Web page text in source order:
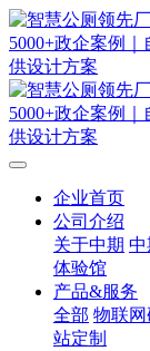
企业首页
公司介绍
关于中期 中
体验馆
产品&服务
全部 物联
站定制